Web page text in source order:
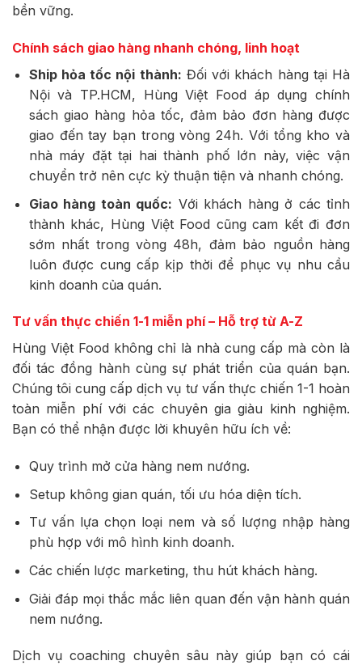
bền vững.
Chính sách giao hàng nhanh chóng, linh hoạt
Ship hỏa tốc nội thành: Đối với khách hàng tại Hà
Nội và TP.HCM, Hùng Việt Food áp dụng chính
sách giao hàng hỏa tốc, đảm bảo đơn hàng được
giao đến tay bạn trong vòng 24h. Với tổng kho và
nhà máy đặt tại hai thành phố lớn này, việc vận
chuyển trở nên cực kỳ thuận tiện và nhanh chóng.
Giao hàng toàn quốc: Với khách hàng ở các tỉnh
thành khác, Hùng Việt Food cũng cam kết đi đơn
sớm nhất trong vòng 48h, đảm bảo nguồn hàng
luôn được cung cấp kịp thời để phục vụ nhu cầu
kinh doanh của quán.
Tư vấn thực chiến 1-1 miễn phí – Hỗ trợ từ A-Z
Hùng Việt Food không chỉ là nhà cung cấp mà còn là
đối tác đồng hành cùng sự phát triển của quán bạn.
Chúng tôi cung cấp dịch vụ tư vấn thực chiến 1-1 hoàn
toàn miễn phí với các chuyên gia giàu kinh nghiệm.
Bạn có thể nhận được lời khuyên hữu ích về:
Quy trình mở cửa hàng nem nướng.
Setup không gian quán, tối ưu hóa diện tích.
Tư vấn lựa chọn loại nem và số lượng nhập hàng
phù hợp với mô hình kinh doanh.
Các chiến lược marketing, thu hút khách hàng.
Giải đáp mọi thắc mắc liên quan đến vận hành quán
nem nướng.
Dịch vụ coaching chuyên sâu này giúp bạn có cái